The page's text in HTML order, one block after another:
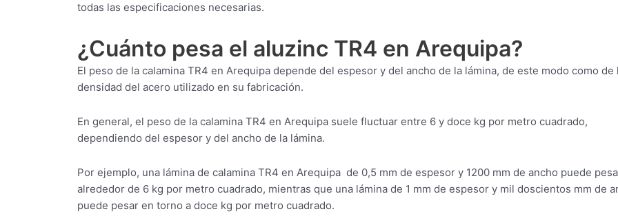
todas las especificaciones necesarias.
¿Cuánto pesa el aluzinc TR4 en Arequipa?
El peso de la calamina TR4 en Arequipa depende del espesor y del ancho de la lámina, de este modo como de
densidad del acero utilizado en su fabricación.
En general, el peso de la calamina TR4 en Arequipa suele fluctuar entre 6 y doce kg por metro cuadrado,
dependiendo del espesor y del ancho de la lámina.
Por ejemplo, una lámina de calamina TR4 en Arequipa de 0,5 mm de espesor y 1200 mm de ancho puede
alrededor de 6 kg por metro cuadrado, mientras que una lámina de 1 mm de espesor y mil doscientos mm de
puede pesar en torno a doce kg por metro cuadrado.